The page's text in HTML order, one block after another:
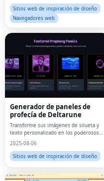
Sitios web de inspiración de diseño
Navegadores web
Generador de paneles de
profecía de Deltarune
Transforme sus imágenes de silueta y
texto personalizado en los poderosos y
misteriosos paneles de profecía de
2025-08-06
Sitios web de inspiración de diseño